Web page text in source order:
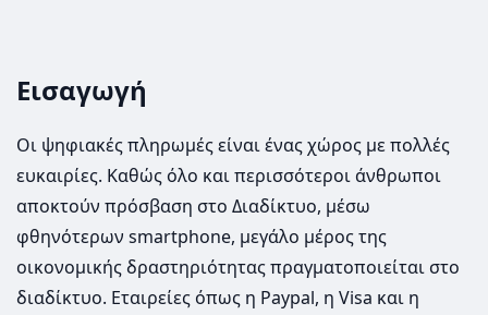
Εισαγωγή
Οι ψηφιακές πληρωμές είναι ένας χώρος με πολλές
ευκαιρίες. Καθώς όλο και περισσότεροι άνθρωποι
αποκτούν πρόσβαση στο Διαδίκτυο, μέσω
φθηνότερων smartphone, μεγάλο μέρος της
οικονομικής δραστηριότητας πραγματοποιείται στο
διαδίκτυο. Εταιρείες όπως η Paypal, η Visa και η